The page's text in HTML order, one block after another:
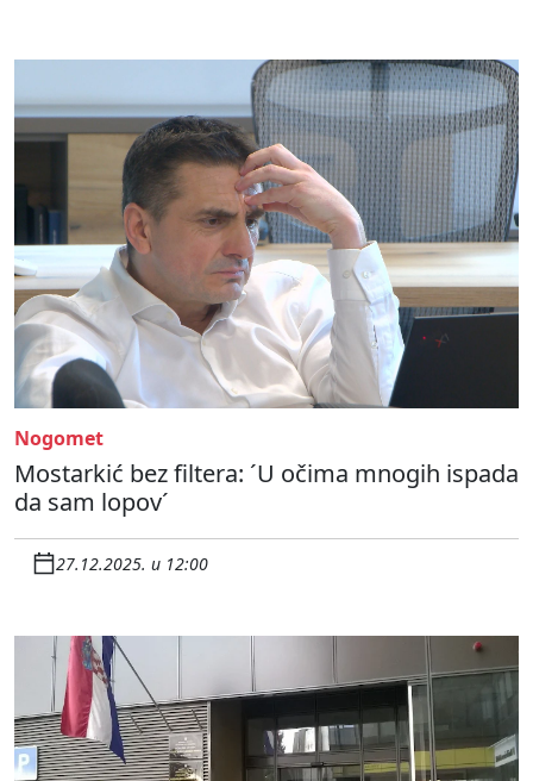
Nogomet
Mostarkić bez filtera: ´U očima mnogih ispada
da sam lopov´
27.12.2025. u 12:00